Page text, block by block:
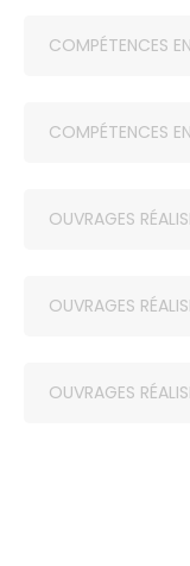
COMPÉTENCES
COMPÉTENCES
OUVRAGES
OUVRAGES
OUVRAGES